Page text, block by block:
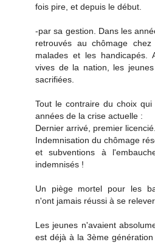
fois pire, et depuis le début.
-par sa gestion. Dans les
retrouvés au chômage
malades et les handicapés.
vives de la nation, les
sacrifiées.
Tout le contraire du choix
années de la crise actuelle :
Dernier arrivé, premier licencié.
Indemnisation du chômage
et subventions à
indemnisés !
Un piège mortel pour les
n'ont jamais réussi à se relever.
Les jeunes n'avaient
est déjà à la 3ème